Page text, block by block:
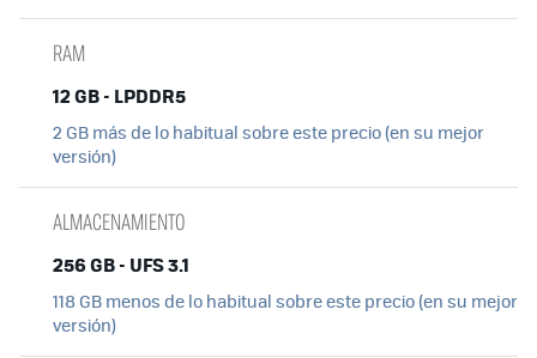
RAM
12 GB - LPDDR5
2 GB más de lo habitual sobre este precio (en su mejor
versión)
ALMACENAMIENTO
256 GB - UFS 3.1
118 GB menos de lo habitual sobre este precio (en su mejor
versión)